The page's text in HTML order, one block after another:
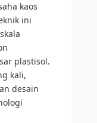
kaos
ini
plastisol.
kali,
desain